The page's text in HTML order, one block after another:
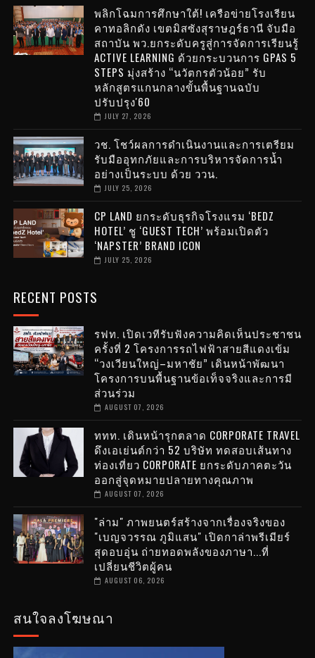
พลิกโฉมการศึกษาใต้! เครือข่ายโรงเรียน
คาทอลิกดัง เขตมิสซังสุราษฎร์ธานี จับมือ
สถาบัน พว.ยกระดับครูสู่การจัดการเรียนรู้
ACTIVE LEARNING ด้วยกระบวนการ GPAS 5
STEPS มุ่งสร้าง “นวัตกรตัวน้อย” รับ
หลักสูตรแกนกลางขั้นพื้นฐานฉบับ
ปรับปรุง'60
JULY 27, 2026
วช. โชว์ผลการดำเนินงานและการเตรียม
รับมืออุทกภัยและการบริหารจัดการน้ำ
อย่างเป็นระบบ ด้วย ววน.
JULY 25, 2026
CP LAND ยกระดับธุรกิจโรงแรม ‘BEDZ
HOTEL’ ชู ‘GUEST TECH’ พร้อมเปิดตัว
‘NAPSTER’ BRAND ICON
JULY 25, 2026
RECENT POSTS
รฟท. เปิดเวทีรับฟังความคิดเห็นประชาชน
ครั้งที่ 2 โครงการรถไฟฟ้าสายสีแดงเข้ม
“วงเวียนใหญ่–มหาชัย” เดินหน้าพัฒนา
โครงการบนพื้นฐานข้อเท็จจริงและการมี
ส่วนร่วม
AUGUST 07, 2026
ททท. เดินหน้ารุกตลาด CORPORATE TRAVEL
ดึงเอเย่นต์กว่า 52 บริษัท ทดสอบเส้นทาง
ท่องเที่ยว CORPORATE ยกระดับภาคตะวัน
ออกสู่จุดหมายปลายทางคุณภาพ
AUGUST 07, 2026
"ล่าม" ภาพยนตร์สร้างจากเรื่องจริงของ
"เบญจวรรณ ภูมิแสน" เปิดกาล่าพรีเมียร์
สุดอบอุ่น ถ่ายทอดพลังของภาษา...ที่
เปลี่ยนชีวิตผู้คน
AUGUST 06, 2026
สนใจลงโฆษณา